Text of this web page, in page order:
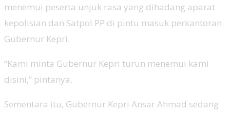
menemui peserta unjuk rasa yang dihadang aparat
kepolisian dan Satpol PP di pintu masuk perkantoran
Gubernur Kepri.
“Kami minta Gubernur Kepri turun menemui kami
disini,” pintanya.
Sementara itu, Gubernur Kepri Ansar Ahmad sedang